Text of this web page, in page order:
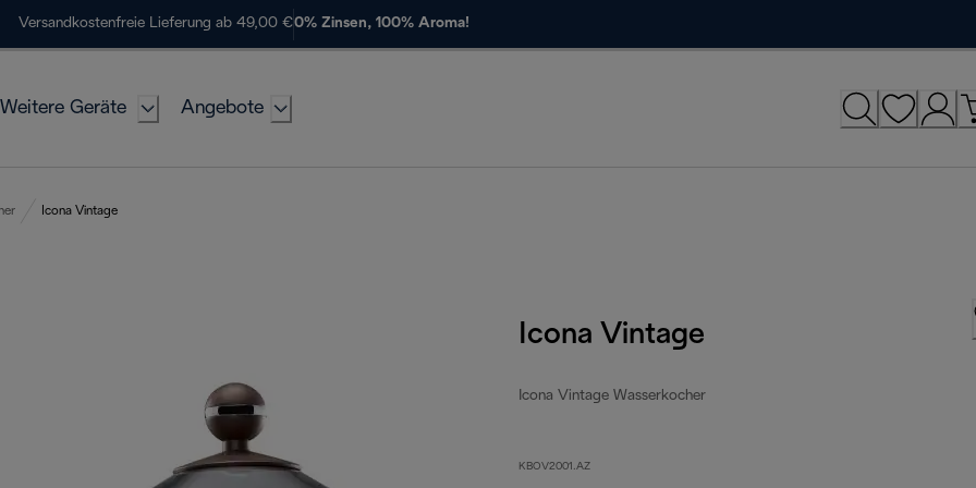
Versandkostenfreie Lieferung ab 49,00 €0% Zinsen, 100% Aroma!
Weitere Geräte Angebote
Icona Vintage
Icona Vintage
Icona Vintage Wasserkocher
KBOV2001.AZ